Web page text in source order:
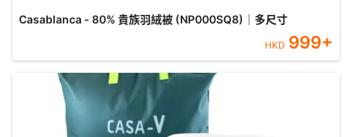
Casablanca - 80% 貴族羽絨被 (NP000SQ8)｜多尺寸
HKD 999+